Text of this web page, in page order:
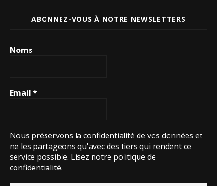
ABONNEZ-VOUS À NOTRE NEWSLETTERS
Noms
Email *
Nous préservons la confidentialité de vos données et
ne les partageons qu'avec des tiers qui rendent ce
service possible. Lisez notre politique de
confidentialité.